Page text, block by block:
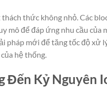
thức không nhỏ. Các
mô để đáp ứng nhu cầu
pháp mới để tăng tốc độ xử
hệ thống.
Kỷ Nguyên